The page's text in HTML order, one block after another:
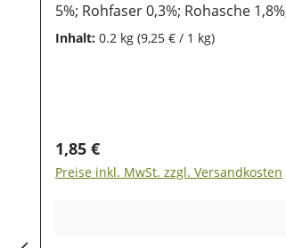
5%; Rohfaser 0,3%; Rohasche
Lagerung:Damit unsere
Inhalt: 0.2 kg (9,25 € / 1 kg)
Regulärer Preis:
1,85 €
Preise inkl. MwSt. zzgl. Versandkosten